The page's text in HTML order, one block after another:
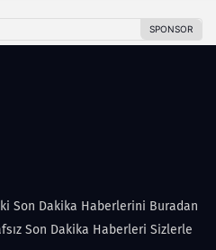
Son Dakika Haberlerini Buradan
Son Dakika Haberleri Sizlerle